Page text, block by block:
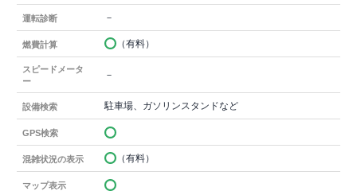
運転診断 －
燃費計算 （有料）
スピードメータ
ー
－
設備検索 駐車場、ガソリンスタンドなど
GPS検索
混雑状況の表示 （有料）
マップ表示